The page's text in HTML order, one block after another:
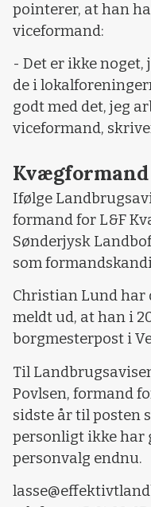
pointerer, at han
viceformand:
- Det er ikke noget,
de i
godt med det, jeg
viceformand,
Ifølge
formand for L&F
Sønderjysk
som
Christian Lund har
meldt ud, at han i
borgmesterpost i
Til
Povlsen, formand
sidste år til posten
personligt ikke har
personvalg endnu.